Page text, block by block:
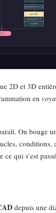
2D et 3D
en
On bouge
qui s’est
depuis une